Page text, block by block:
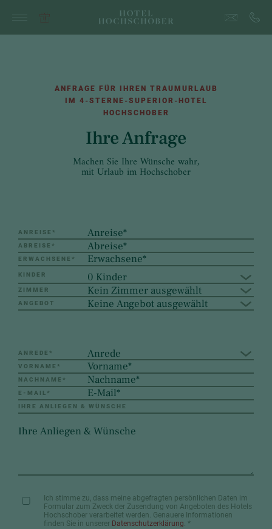
ANFRAGE FÜR IHREN TRAUMURLAUB
IM 4-STERNE-SUPERIOR-HOTEL
HOCHSCHOBER
Ihre Anfrage
Machen Sie Ihre Wünsche wahr,
mit Urlaub im Hochschober
ANREISE *
ABREISE *
ERWACHSENE *
KINDER 0 Kinder
ZIMMER Kein Zimmer ausgewählt
ANGEBOT Keine Angebot ausgewählt
ANREDE * Anrede
VORNAME *
NACHNAME *
E-MAIL *
IHRE ANLIEGEN & WÜNSCHE
Ich stimme zu, dass meine abgefragten persönlichen Daten im
Formular zum Zweck der Zusendung von Angeboten des Hotels
Hochschober verarbeitet werden. Genauere Informationen
finden Sie in unserer Datenschutzerklärung. *